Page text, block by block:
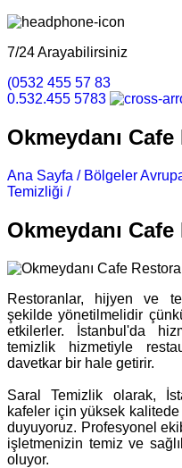
7/24 Arayabilirsiniz
(0532 455 57 83
0.532.455 5783
Okmeydanı
Ana Sayfa / Bölgeler
Temizliği /
Okmeydanı
Restoranlar, hijyen ve
şekilde yönetilmelidir
etkilerler. İstanbul'da
temizlik hizmetiyle
davetkar bir hale getirir.
Saral Temizlik olarak,
kafeler için yüksek
duyuyoruz. Profesyonel
işletmenizin temiz ve
oluyor.